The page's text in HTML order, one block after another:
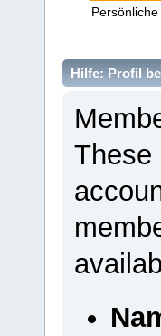
Hilfe: Profil
These